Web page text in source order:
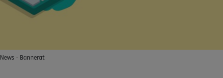
News - Bannerat